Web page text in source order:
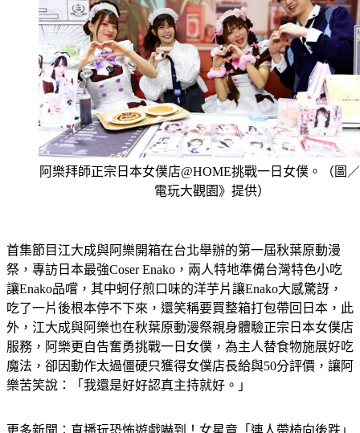
阿樂拜師正宗日本女僕店@HOME挑戰一日女僕。（圖
首集節目江大成與阿樂開箱在台北舉辦的第一屆秋葉原動漫
祭，專訪日本最強Coser Enako，兩人特地準備台灣特色小吃
讓Enako品嚐，其中蚵仔煎口味的洋芋片讓Enako大感驚訝，
吃了一片後根本停不下來，還笑稱要買整箱打包帶回日本，此
外，江大成與阿樂也在秋葉原動漫祭親身體驗正宗日本女僕店
服務，阿樂更自告奮勇挑戰一日女僕，為主人替食物施展好吃
魔法，卻因動作太過僵硬只獲得女僕店長給與50分評價，讓阿